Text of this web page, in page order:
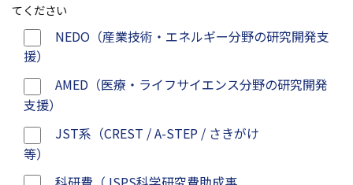
てください
NEDO（産業技術・エネルギー分野の研究開発支
援）
AMED（医療・ライフサイエンス分野の研究開発
支援）
JST系（CREST / A-STEP / さきがけ
等）